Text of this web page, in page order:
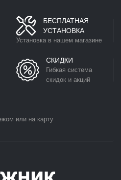
БЕСПЛАТНАЯ
УСТАНОВКА
Установка в нашем магазине
СКИДКИ
Гибкая система
скидок и акций
или на карту